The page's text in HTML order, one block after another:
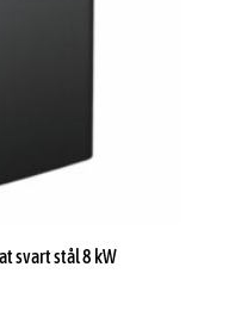
svart stål 8 kW